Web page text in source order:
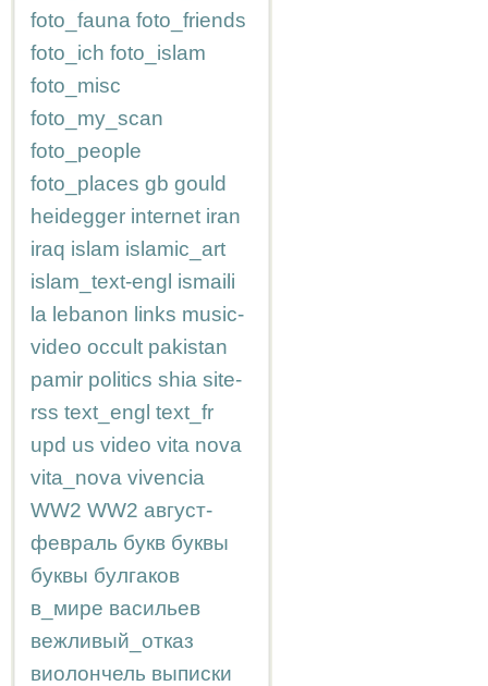
foto_fauna foto_friends
foto_ich foto_islam
foto_misc
foto_my_scan
foto_people
foto_places gb gould
heidegger internet iran
iraq islam islamic_art
islam_text-engl ismaili
la lebanon links music-
video occult pakistan
pamir politics shia site-
rss text_engl text_fr
upd us video vita nova
vita_nova vivencia
WW2 WW2 август-
февраль букв буквы
буквы булгаков
в_мире васильев
вежливый_отказ
виолончель выписки